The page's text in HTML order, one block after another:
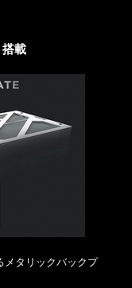
載
メタリックバックプ